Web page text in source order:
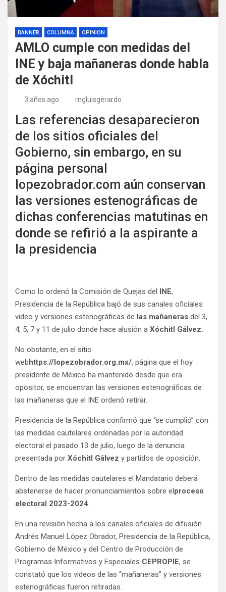
BANNER COLUMNA OPINION
AMLO cumple con medidas del
INE y baja mañaneras donde habla
de Xóchitl
3 años ago mgluisgerardo
Las referencias desaparecieron
de los sitios oficiales del
Gobierno, sin embargo, en su
página personal
lopezobrador.com aún conservan
las versiones estenográficas de
dichas conferencias matutinas en
donde se refirió a la aspirante a
la presidencia
Como lo ordenó la Comisión de Quejas del INE,
Presidencia de la República bajó de sus canales oficiales
video y versiones estenográficas de las mañaneras del 3,
4, 5, 7 y 11 de julio donde hace alusión a Xóchitl Gálvez.
No obstante, en el sitio
webhttps://lopezobrador.org.mx/, página que el hoy
presidente de México ha mantenido desde que era
opositor, se encuentran las versiones estenográficas de
las mañaneras que el INE ordenó retirar.
Presidencia de la República confirmó que “se cumplió” con
las medidas cautelares ordenadas por la autoridad
electoral el pasado 13 de julio, luego de la denuncia
presentada por Xóchitl Gálvez y partidos de oposición.
Dentro de las medidas cautelares el Mandatario deberá
abstenerse de hacer pronunciamientos sobre elproceso
electoral 2023-2024.
En una revisión hecha a los canales oficiales de difusión
Andrés Manuel López Obrador, Presidencia de la República,
Gobierno de México y del Centro de Producción de
Programas Informativos y Especiales CEPROPIE, se
constató que los videos de las “mañaneras” y versiones
estenográficas fueron retiradas.